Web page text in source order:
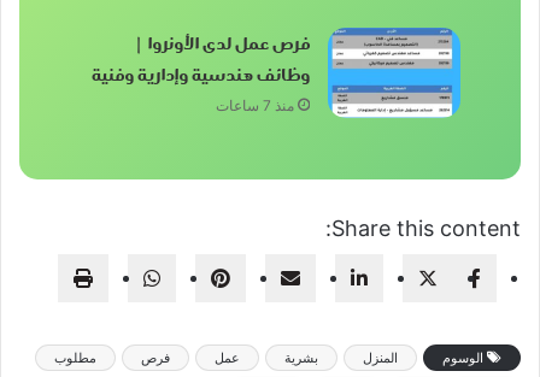
فرص عمل لدى الأونروا |
وظائف هندسية وإدارية وفنية
منذ 7 ساعات
Share this content:
الوسوم المنزل بشرية عمل فرص
مطلوب